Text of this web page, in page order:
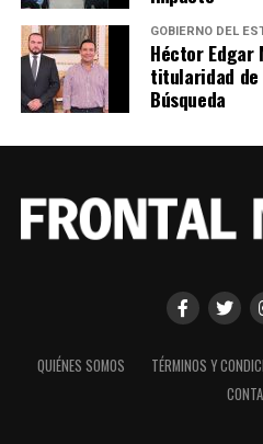
GOBIERNO DEL
Héctor Edgar
titularidad de
Búsqueda
QUIÉNES SOMOS TÉRMINOS Y